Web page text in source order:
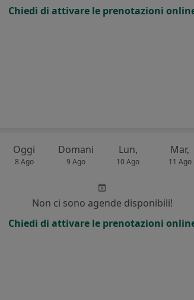
Chiedi di attivare le prenotazioni
Oggi
8 Ago
Domani
9 Ago
Lun,
10 Ago
Mar,
11 Ago
Non ci sono agende disponibili!
Chiedi di attivare le prenotazioni